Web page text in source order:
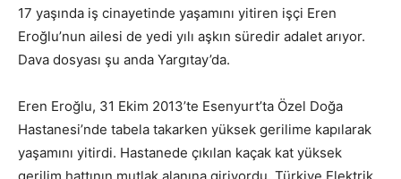
17 yaşında iş cinayetinde yaşamını yitiren işçi Eren
Eroğlu’nun ailesi de yedi yılı aşkın süredir adalet arıyor.
Dava dosyası şu anda Yargıtay’da.
Eren Eroğlu, 31 Ekim 2013’te Esenyurt’ta Özel Doğa
Hastanesi’nde tabela takarken yüksek gerilime kapılarak
yaşamını yitirdi. Hastanede çıkılan kaçak kat yüksek
gerilim hattının mutlak alanına giriyordu. Türkiye Elektrik